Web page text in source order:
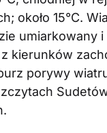
około 15°C.
umiarkowany i
kierunków
porywy